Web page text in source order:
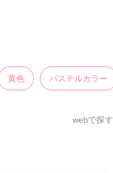
黄色 パステルカラー
webで探す